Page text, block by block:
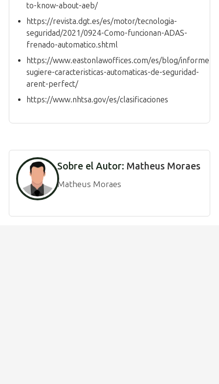
to-know-about-aeb/
https://revista.dgt.es/es/motor/tecnologia-
seguridad/2021/0924-Como-funcionan-ADAS-
frenado-automatico.shtml
https://www.eastonlawoffices.com/es/blog/informe-
sugiere-caracteristicas-automaticas-de-seguridad-
arent-perfect/
https://www.nhtsa.gov/es/clasificaciones
Sobre el Autor: Matheus Moraes
Matheus Moraes